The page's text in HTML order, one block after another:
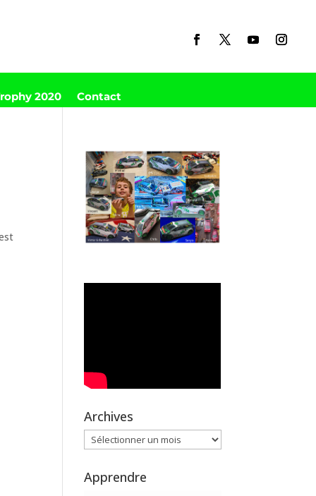
2020 Contact
Archives
Archives
Apprendre